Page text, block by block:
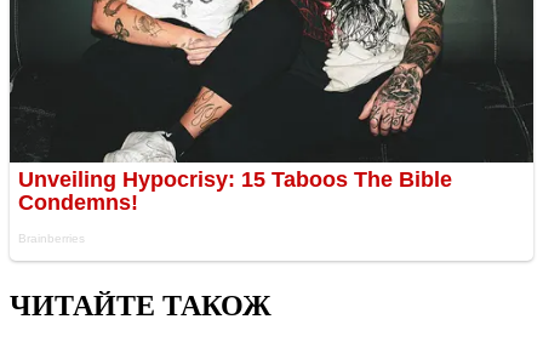
ЧИТАЙТЕ ТАКОЖ